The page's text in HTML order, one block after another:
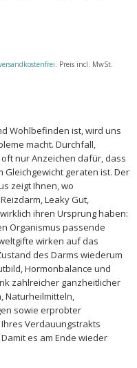
. Preis incl. MwSt.
Wohlbefinden ist, wird uns
macht. Durchfall,
nur Anzeichen dafür, dass
geraten ist. Der
zeigt Ihnen, wo
Leaky Gut,
ihren Ursprung haben:
Organismus passende
wirken auf das
des Darms wiederum
Hormonbalance und
zahlreicher ganzheitlicher
Naturheilmitteln,
sowie erprobter
Verdauungstrakts
es am Ende wieder